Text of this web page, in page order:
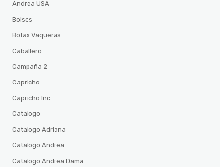
Andrea USA
Bolsos
Botas Vaqueras
Caballero
Campaña 2
Capricho
Capricho Inc
Catalogo
Catalogo Adriana
Catalogo Andrea
Catalogo Andrea Dama